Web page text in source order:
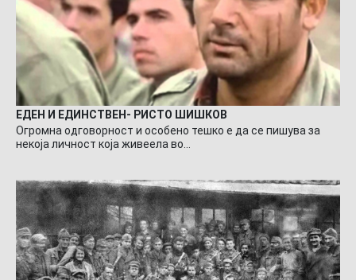
ЕДЕН И ЕДИНСТВЕН- РИСТО ШИШКОВ
Огромна одговорност и особено тешко е да се пишува за
некоја личност која живеела во…